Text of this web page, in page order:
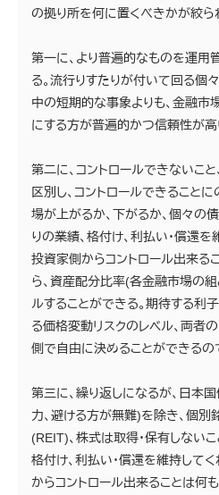
の拠り所を何に置くべきかが絞ら
第一に、より普遍的なものを運用
る。流行りすたりが付いて回る個
中の短期的な事象よりも、金融市
にする方が普遍的かつ信頼性が高
第二に、コントロールできないこ
区別し、コントロールできること
場が上がるか、下がるか、個々の
りの業績、格付け、利払い・償還
投資家側からコントロール出来る
ら、資産配分比率(各金融市場の
ルすることができる。期待する利
る価格変動リスクのレベル、両者
側で自由に決めることができるの
第三に、繰り返しになるが、日本
力、避ける方が無難)を除き、個別
(REIT)、株式は取得・保有しない
格付け、利払い・償還を維持して
からコントロール出来ることは何